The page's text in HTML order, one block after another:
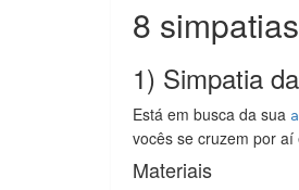
8
1) Simpatia
Está em busca da sua
vocês se cruzem por
Materiais